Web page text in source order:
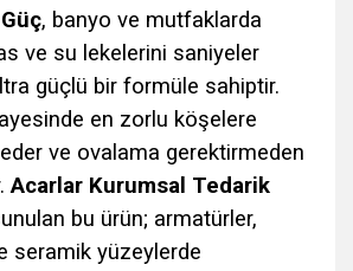
, banyo ve mutfaklarda
ve su lekelerini saniyeler
güçlü bir formüle sahiptir.
en zorlu köşelere
ve ovalama gerektirmeden
Acarlar Kurumsal Tedarik
bu ürün; armatürler,
seramik yüzeylerde